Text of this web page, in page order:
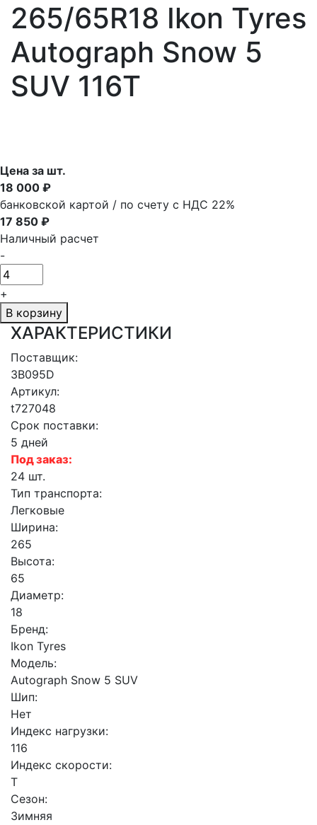
265/65R18 Ikon Tyres
Autograph Snow 5
SUV 116T
ХАРАКТЕРИСТИКИ
Поставщик:
3B095D
Артикул:
t727048
Срок поставки:
5 дней
Под заказ:
24 шт.
Тип транспорта:
Легковые
Ширина:
265
Высота:
65
Диаметр:
18
Бренд:
Ikon Tyres
Модель:
Autograph Snow 5 SUV
Шип:
Нет
Индекс нагрузки:
116
Индекс скорости:
T
Сезон:
Зимняя
Цена за шт.
18 000 ₽
банковской картой / по счету с НДС 22%
17 850 ₽
Наличный расчет
-
+
В корзину